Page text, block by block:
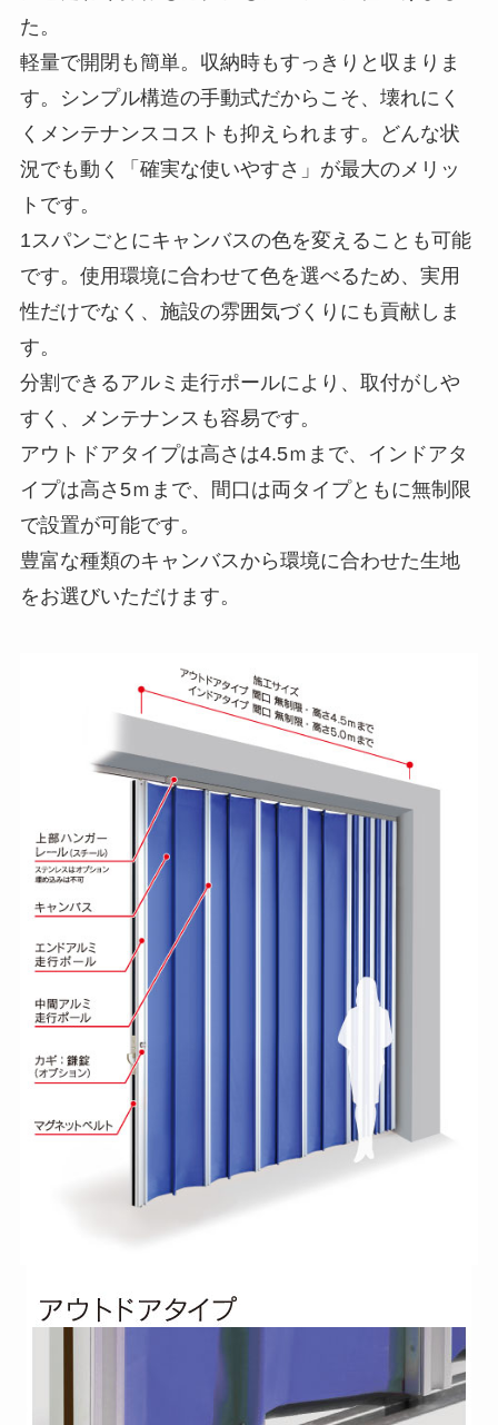
た。
軽量で開閉も簡単。収納時もすっきりと収まりま
す。シンプル構造の手動式だからこそ、壊れにく
くメンテナンスコストも抑えられます。どんな状
況でも動く「確実な使いやすさ」が最大のメリッ
トです。
1スパンごとにキャンバスの色を変えることも可能
です。使用環境に合わせて色を選べるため、実用
性だけでなく、施設の雰囲気づくりにも貢献しま
す。
分割できるアルミ走行ポールにより、取付がしや
すく、メンテナンスも容易です。
アウトドアタイプは高さは4.5ｍまで、インドアタ
イプは高さ5ｍまで、間口は両タイプともに無制限
で設置が可能です。
豊富な種類のキャンバスから環境に合わせた生地
をお選びいただけます。